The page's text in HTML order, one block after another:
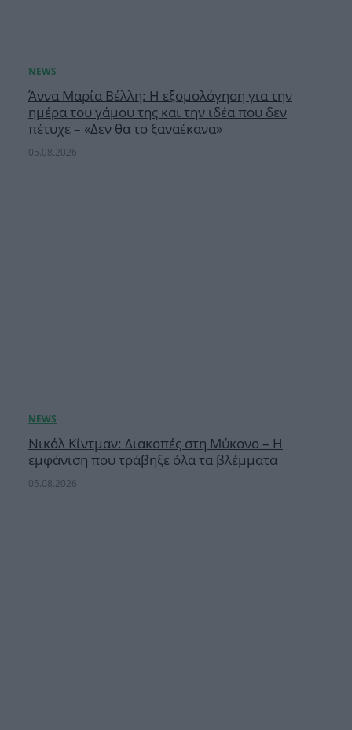
Άννα Μαρία Βέλλη: Η εξομολόγηση για την
ημέρα του γάμου της και την ιδέα που δεν
πέτυχε – «Δεν θα το ξαναέκανα»
05.08.2026
Νικόλ Κίντμαν: Διακοπές στη Μύκονο – Η
εμφάνιση που τράβηξε όλα τα βλέμματα
05.08.2026